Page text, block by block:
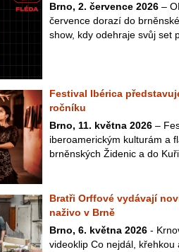
Brno, 2. července 2026 –
července dorazí do
show, kdy odehraje svůj set
Festival Ibérica
ročníku
Brno, 11. května 2026 –
iberoamerickým kulturám a
brněnských Židenic a do
Bratři Orffové vydávají
naživo v Brně
Brno, 6. května 2026 -
videoklip Co nejdál,